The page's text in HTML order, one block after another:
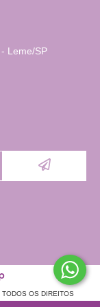
Leme/SP
OS DIREITOS